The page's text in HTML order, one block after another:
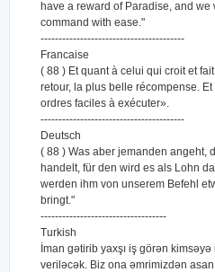
have a reward of Paradise, and
command with ease."
----------------------------------------
Francaise
( 88 ) Et quant à celui qui croit et
retour, la plus belle récompense.
ordres faciles à exécuter».
----------------------------------------
Deutsch
( 88 ) Was aber jemanden angeht,
handelt, für den wird es als Lohn
werden ihm von unserem Befehl
bringt."
-----------------------------------
Turkish
İman gətirib yaxşı iş görən
veriləcək. Biz ona əmrimizdən asan